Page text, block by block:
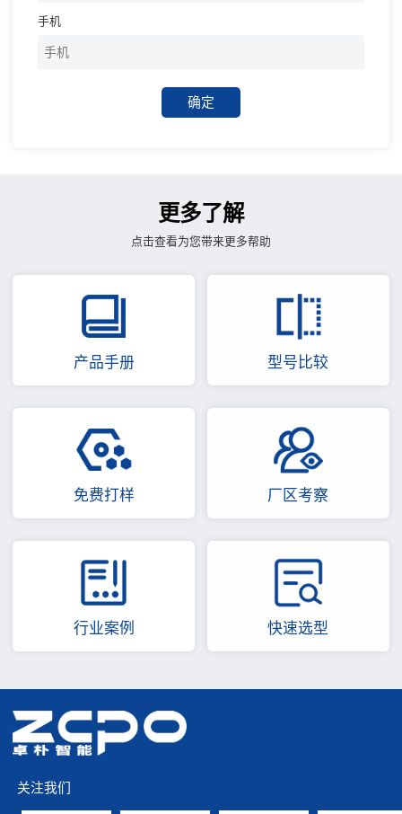
手机
确定
更多了解
点击查看为您带来更多帮助
产品手册 型号比较
免费打样 厂区考察
行业案例 快速选型
关注我们